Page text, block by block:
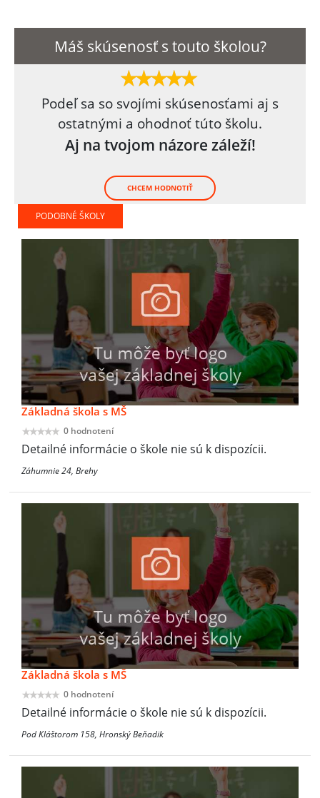
Máš skúsenosť s touto školou?
Podeľ sa so svojími skúsenosťami aj s
ostatnými a ohodnoť túto školu.
Aj na tvojom názore záleží!
CHCEM HODNOTIŤ
PODOBNÉ ŠKOLY
Základná škola s MŠ
0 hodnotení
Detailné informácie o škole nie sú k dispozícii.
Záhumnie 24, Brehy
Základná škola s MŠ
0 hodnotení
Detailné informácie o škole nie sú k dispozícii.
Pod Kláštorom 158, Hronský Beňadik